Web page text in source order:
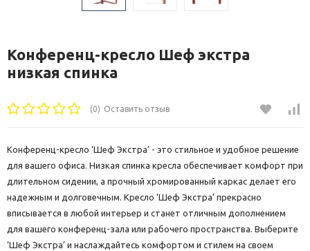
Конференц-кресло Шеф экстра
низкая спинка
(0) Оставить отзыв
Конференц-кресло ‘Шеф Экстра’ - это стильное и удобное решение
для вашего офиса. Низкая спинка кресла обеспечивает комфорт при
длительном сидении, а прочный хромированный каркас делает его
надежным и долговечным. Кресло ‘Шеф Экстра’ прекрасно
вписывается в любой интерьер и станет отличным дополнением
для вашего конференц-зала или рабочего пространства. Выберите
‘Шеф Экстра’ и наслаждайтесь комфортом и стилем на своем